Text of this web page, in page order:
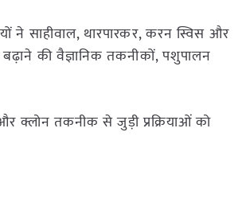
ने साहीवाल, थारपारकर, करन स्विस और
की वैज्ञानिक तकनीकों, पशुपालन
और क्लोन तकनीक से जुड़ी प्रक्रियाओं को